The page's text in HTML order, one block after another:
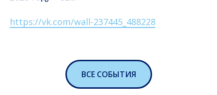
https://vk.com/wall-237445_488228
ВСЕ СОБЫТИЯ